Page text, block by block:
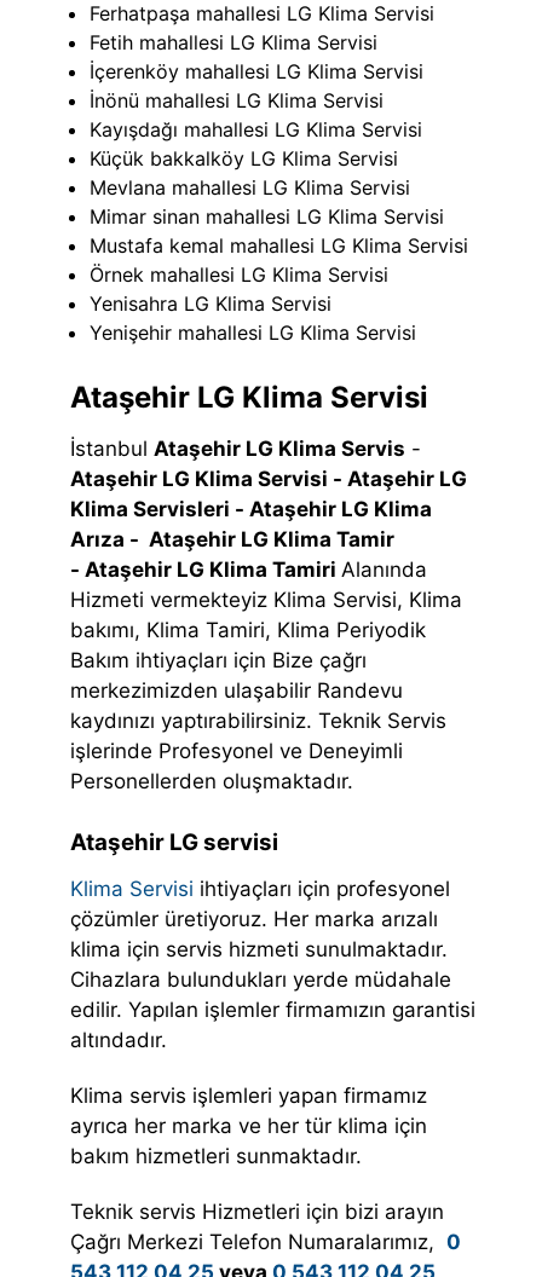
Ferhatpaşa mahallesi LG Klima Servisi
Fetih mahallesi LG Klima Servisi
İçerenköy mahallesi LG Klima Servisi
İnönü mahallesi LG Klima Servisi
Kayışdağı mahallesi LG Klima Servisi
Küçük bakkalköy LG Klima Servisi
Mevlana mahallesi LG Klima Servisi
Mimar sinan mahallesi LG Klima Servisi
Mustafa kemal mahallesi LG Klima Servisi
Örnek mahallesi LG Klima Servisi
Yenisahra LG Klima Servisi
Yenişehir mahallesi LG Klima Servisi
Ataşehir LG Klima Servisi
İstanbul Ataşehir LG Klima Servis -
Ataşehir LG Klima Servisi - Ataşehir LG
Klima Servisleri - Ataşehir LG Klima
Arıza - Ataşehir LG Klima Tamir
- Ataşehir LG Klima Tamiri Alanında
Hizmeti vermekteyiz Klima Servisi, Klima
bakımı, Klima Tamiri, Klima Periyodik
Bakım ihtiyaçları için Bize çağrı
merkezimizden ulaşabilir Randevu
kaydınızı yaptırabilirsiniz. Teknik Servis
işlerinde Profesyonel ve Deneyimli
Personellerden oluşmaktadır.
Ataşehir LG servisi
Klima Servisi ihtiyaçları için profesyonel
çözümler üretiyoruz. Her marka arızalı
klima için servis hizmeti sunulmaktadır.
Cihazlara bulundukları yerde müdahale
edilir. Yapılan işlemler firmamızın garantisi
altındadır.
Klima servis işlemleri yapan firmamız
ayrıca her marka ve her tür klima için
bakım hizmetleri sunmaktadır.
Teknik servis Hizmetleri için bizi arayın
Çağrı Merkezi Telefon Numaralarımız, 0
543 112 04 25 veya 0 543 112 04 25